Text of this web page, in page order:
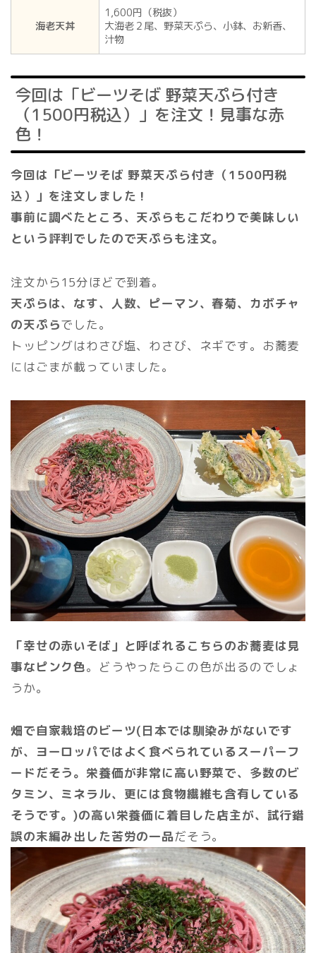
海老天丼
1,600円（税抜）
大海老２尾、野菜天ぷら、小鉢、お新香、
汁物
今回は「ビーツそば 野菜天ぷら付き
（1500円税込）」を注文！見事な赤
色！
今回は「ビーツそば 野菜天ぷら付き（1500円税
込）」を注文しました！
事前に調べたところ、天ぷらもこだわりで美味しい
という評判でしたので天ぷらも注文。
注文から15分ほどで到着。
天ぷらは、なす、人数、ピーマン、春菊、カボチャ
の天ぷらでした。
トッピングはわさび塩、わさび、ネギです。お蕎麦
にはごまが載っていました。
「幸せの赤いそば」と呼ばれるこちらのお蕎麦は見
事なピンク色。どうやったらこの色が出るのでしょ
うか。
畑で自家栽培のビーツ(日本では馴染みがないです
が、ヨーロッパではよく食べられているスーパーフ
ードだそう。栄養価が非常に高い野菜で、多数のビ
タミン、ミネラル、更には食物繊維も含有している
そうです。)の高い栄養価に着目した店主が、試行錯
誤の末編み出した苦労の一品だそう。